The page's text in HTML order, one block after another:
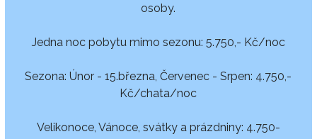
osoby.
Jedna noc pobytu mimo sezonu: 5.750,- Kč/noc
Sezona: Únor - 15.března, Červenec - Srpen: 4.750,-
Kč/chata/noc
Velikonoce, Vánoce, svátky a prázdniny: 4.750-